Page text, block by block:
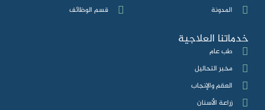
المدونة
قسم الوظائف
خدماتنا العلاجية
طب عام
مخبر التحاليل
العقم والإنجاب
زراعة الأسنان